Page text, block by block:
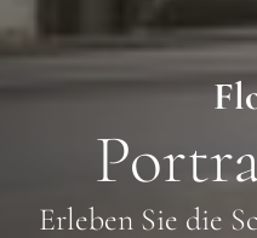
Erleben Sie die